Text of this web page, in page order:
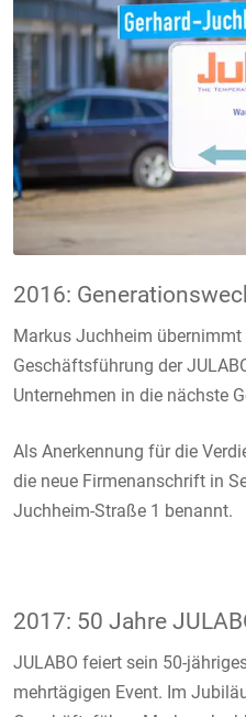
2016:
Markus Juchheim übernimmt
Geschäftsführung der
Unternehmen in die nächste
Als Anerkennung für die
die neue Firmenanschrift in
Juchheim-Straße 1 benannt.
2017: 50 Jahre
JULABO feiert sein 50-
mehrtägigen Event. Im